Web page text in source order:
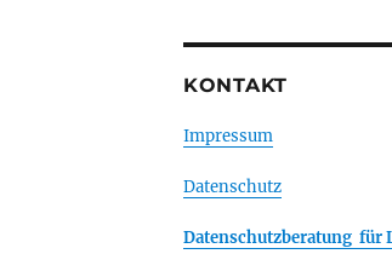
KONTAKT
Impressum
Datenschutz
Datenschutzberatung für